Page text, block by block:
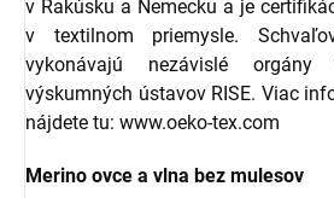
v Rakúsku a Nemecku a je
v textilnom priemysle.
vykonávajú nezávislé orgány
výskumných ústavov RISE. Viac
nájdete tu: www.oeko-tex.com
Merino ovce a vlna bez mulesov